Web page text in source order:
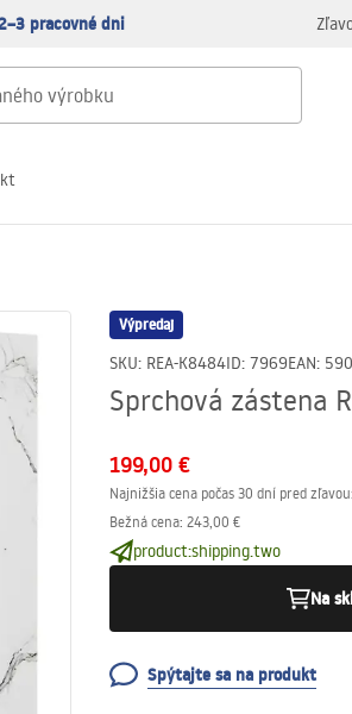
pracovné dni
Výpredaj
SKU: REA-K8484ID: 7969EAN:
Sprchová zástena
199,00 €
Najnižšia cena počas 30 dní pred zľavou:
Bežná cena: 243,00 €
product:shipping.two
Na
Spýtajte sa na produkt